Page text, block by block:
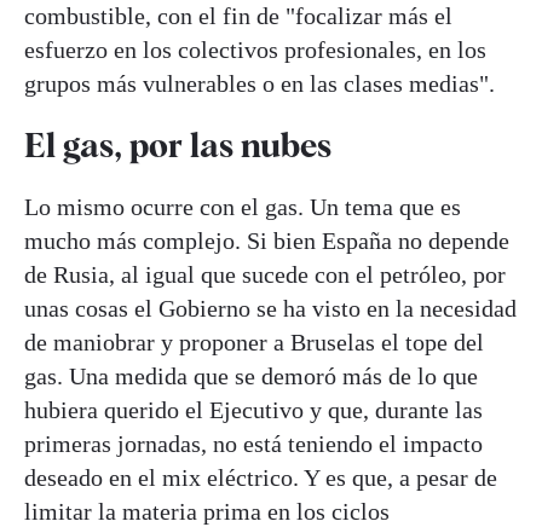
combustible, con el fin de "focalizar más el
esfuerzo en los colectivos profesionales, en los
grupos más vulnerables o en las clases medias".
El gas, por las nubes
Lo mismo ocurre con el gas. Un tema que es
mucho más complejo. Si bien España no depende
de Rusia, al igual que sucede con el petróleo, por
unas cosas el Gobierno se ha visto en la necesidad
de maniobrar y proponer a Bruselas el tope del
gas. Una medida que se demoró más de lo que
hubiera querido el Ejecutivo y que, durante las
primeras jornadas, no está teniendo el impacto
deseado en el mix eléctrico. Y es que, a pesar de
limitar la materia prima en los ciclos